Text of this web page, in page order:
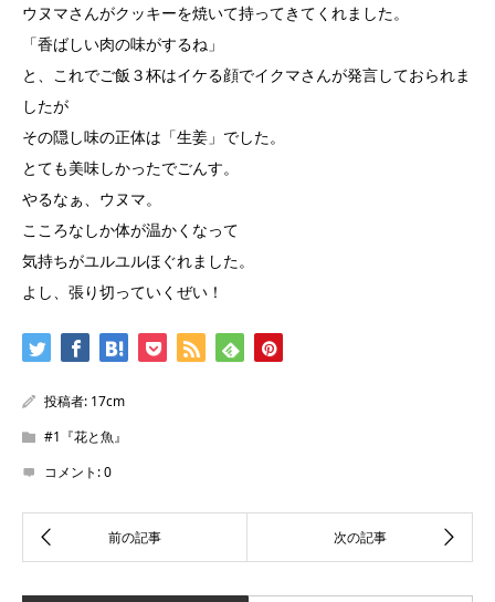
ウヌマさんがクッキーを焼いて持ってきてくれました。
「香ばしい肉の味がするね」
と、これでご飯３杯はイケる顔でイクマさんが発言しておられま
したが
その隠し味の正体は「生姜」でした。
とても美味しかったでごんす。
やるなぁ、ウヌマ。
こころなしか体が温かくなって
気持ちがユルユルほぐれました。
よし、張り切っていくぜい！
投稿者: 17cm
#1『花と魚』
コメント:0